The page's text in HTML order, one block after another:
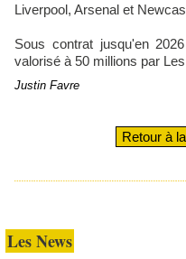
Liverpool, Arsenal et
Sous contrat jusqu'en
valorisé à 50 millions par
Justin Favre
Retour à
Les News